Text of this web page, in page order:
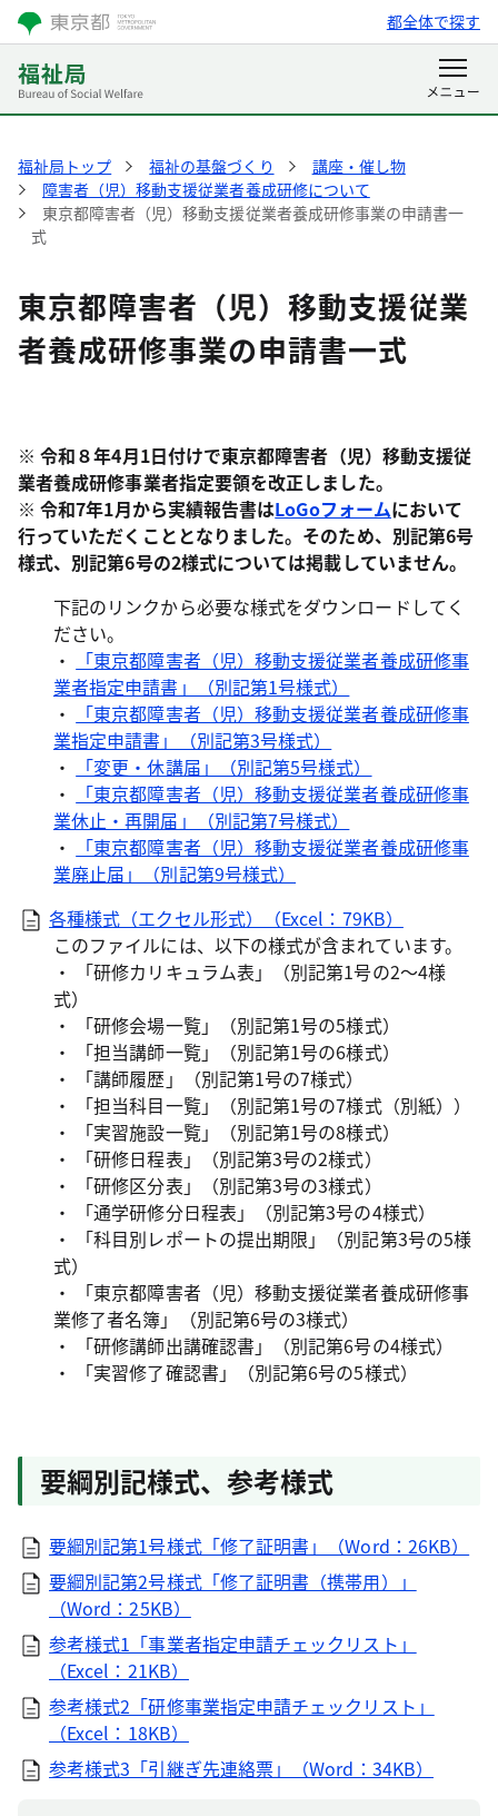
都全体で探す
福祉局トップ 福祉の基盤づくり
講座・催し物
障害者（児）移動支援従業者養成研修について
東京都障害者（児）移動支援従業者養成研修事業の申請書一
式
東京都障害者（児）移動支援従業
者養成研修事業の申請書一式
※ 令和８年4月1日付けで東京都障害者（児）移動支援従
業者養成研修事業者指定要領を改正しました。
※ 令和7年1月から実績報告書はLoGoフォームにおいて
行っていただくこととなりました。そのため、別記第6号
様式、別記第6号の2様式については掲載していません。
下記のリンクから必要な様式をダウンロードしてく
ださい。
・
「東京都障害者（児）移動支援従業者養成研修事
業者指定申請書」（別記第1号様式）
・
「東京都障害者（児）移動支援従業者養成研修事
業指定申請書」（別記第3号様式）
・
「変更・休講届」（別記第5号様式）
・
「東京都障害者（児）移動支援従業者養成研修事
業休止・再開届」（別記第7号様式）
・
「東京都障害者（児）移動支援従業者養成研修事
業廃止届」（別記第9号様式）
各種様式（エクセル形式）（Excel：79KB）
このファイルには、以下の様式が含まれています。
・ 「研修カリキュラム表」（別記第1号の2～4様
式）
・ 「研修会場一覧」（別記第1号の5様式）
・ 「担当講師一覧」（別記第1号の6様式）
・ 「講師履歴」（別記第1号の7様式）
・ 「担当科目一覧」（別記第1号の7様式（別紙））
・ 「実習施設一覧」（別記第1号の8様式）
・ 「研修日程表」（別記第3号の2様式）
・ 「研修区分表」（別記第3号の3様式）
・ 「通学研修分日程表」（別記第3号の4様式）
・ 「科目別レポートの提出期限」（別記第3号の5様
式）
・ 「東京都障害者（児）移動支援従業者養成研修事
業修了者名簿」（別記第6号の3様式）
・ 「研修講師出講確認書」（別記第6号の4様式）
・ 「実習修了確認書」（別記第6号の5様式）
要綱別記様式、参考様式
要綱別記第1号様式「修了証明書」（Word：26KB）
要綱別記第2号様式「修了証明書（携帯用）」
（Word：25KB）
参考様式1「事業者指定申請チェックリスト」
（Excel：21KB）
参考様式2「研修事業指定申請チェックリスト」
（Excel：18KB）
参考様式3「引継ぎ先連絡票」（Word：34KB）